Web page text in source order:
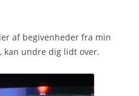
af begivenheder fra min
kan undre dig lidt over.